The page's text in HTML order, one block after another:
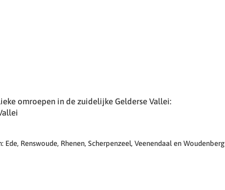
omroepen in de zuidelijke Gelderse Vallei:
Renswoude, Rhenen, Scherpenzeel, Veenendaal en Woudenberg